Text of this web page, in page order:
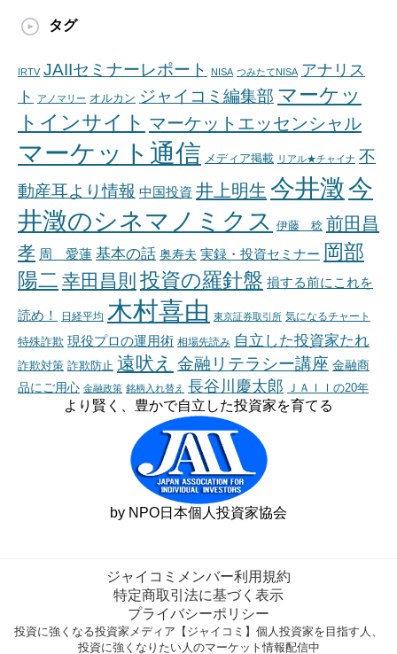
タグ
IRTV JAIIセミナーレポート NISA つみたてNISA アナリス
ト
アノマリー オルカン ジャイコミ編集部 マーケッ
トインサイト マーケットエッセンシャル
マーケット通信 メディア掲載 リアル★チャイナ 不
動産耳より情報 中国投資 井上明生 今井澂今
井澂のシネマノミクス 伊藤 稔 前田昌
孝 周 愛蓮 基本の話 奥寿夫 実録・投資セミナー 岡部
陽二 幸田昌則 投資の羅針盤 損する前にこれを
読め！ 日経平均 木村喜由 東京証券取引所 気になるチャート
特殊詐欺 現役プロの運用術 相場先読み 自立した投資家たれ
詐欺対策 詐欺防止 遠吠え 金融リテラシー講座 金融商
品にご用心 金融政策 銘柄入れ替え 長谷川慶太郎 ＪＡＩＩの20年
より賢く、豊かで自立した投資家を育てる
by NPO日本個人投資家協会
ジャイコミメンバー利用規約
特定商取引法に基づく表示
プライバシーポリシー
投資に強くなる投資家メディア【ジャイコミ】個人投資家を目指す人、
投資に強くなりたい人のマーケット情報配信中